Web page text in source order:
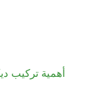
أهمية تركيب